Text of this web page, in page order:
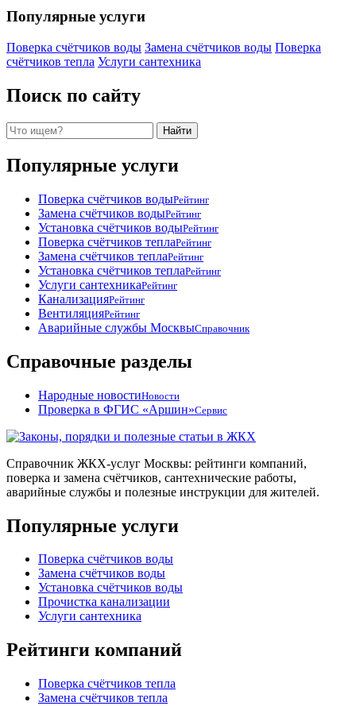
Популярные услуги
Поверка счётчиков воды Замена счётчиков воды Поверка
счётчиков тепла Услуги сантехника
Поиск по сайту
Поиск Найти
Популярные услуги
Поверка счётчиков водыРейтинг
Замена счётчиков водыРейтинг
Установка счётчиков водыРейтинг
Поверка счётчиков теплаРейтинг
Замена счётчиков теплаРейтинг
Установка счётчиков теплаРейтинг
Услуги сантехникаРейтинг
КанализацияРейтинг
ВентиляцияРейтинг
Аварийные службы МосквыСправочник
Справочные разделы
Народные новостиНовости
Проверка в ФГИС «Аршин»Сервис
Справочник ЖКХ-услуг Москвы: рейтинги компаний,
поверка и замена счётчиков, сантехнические работы,
аварийные службы и полезные инструкции для жителей.
Популярные услуги
Поверка счётчиков воды
Замена счётчиков воды
Установка счётчиков воды
Прочистка канализации
Услуги сантехника
Рейтинги компаний
Поверка счётчиков тепла
Замена счётчиков тепла